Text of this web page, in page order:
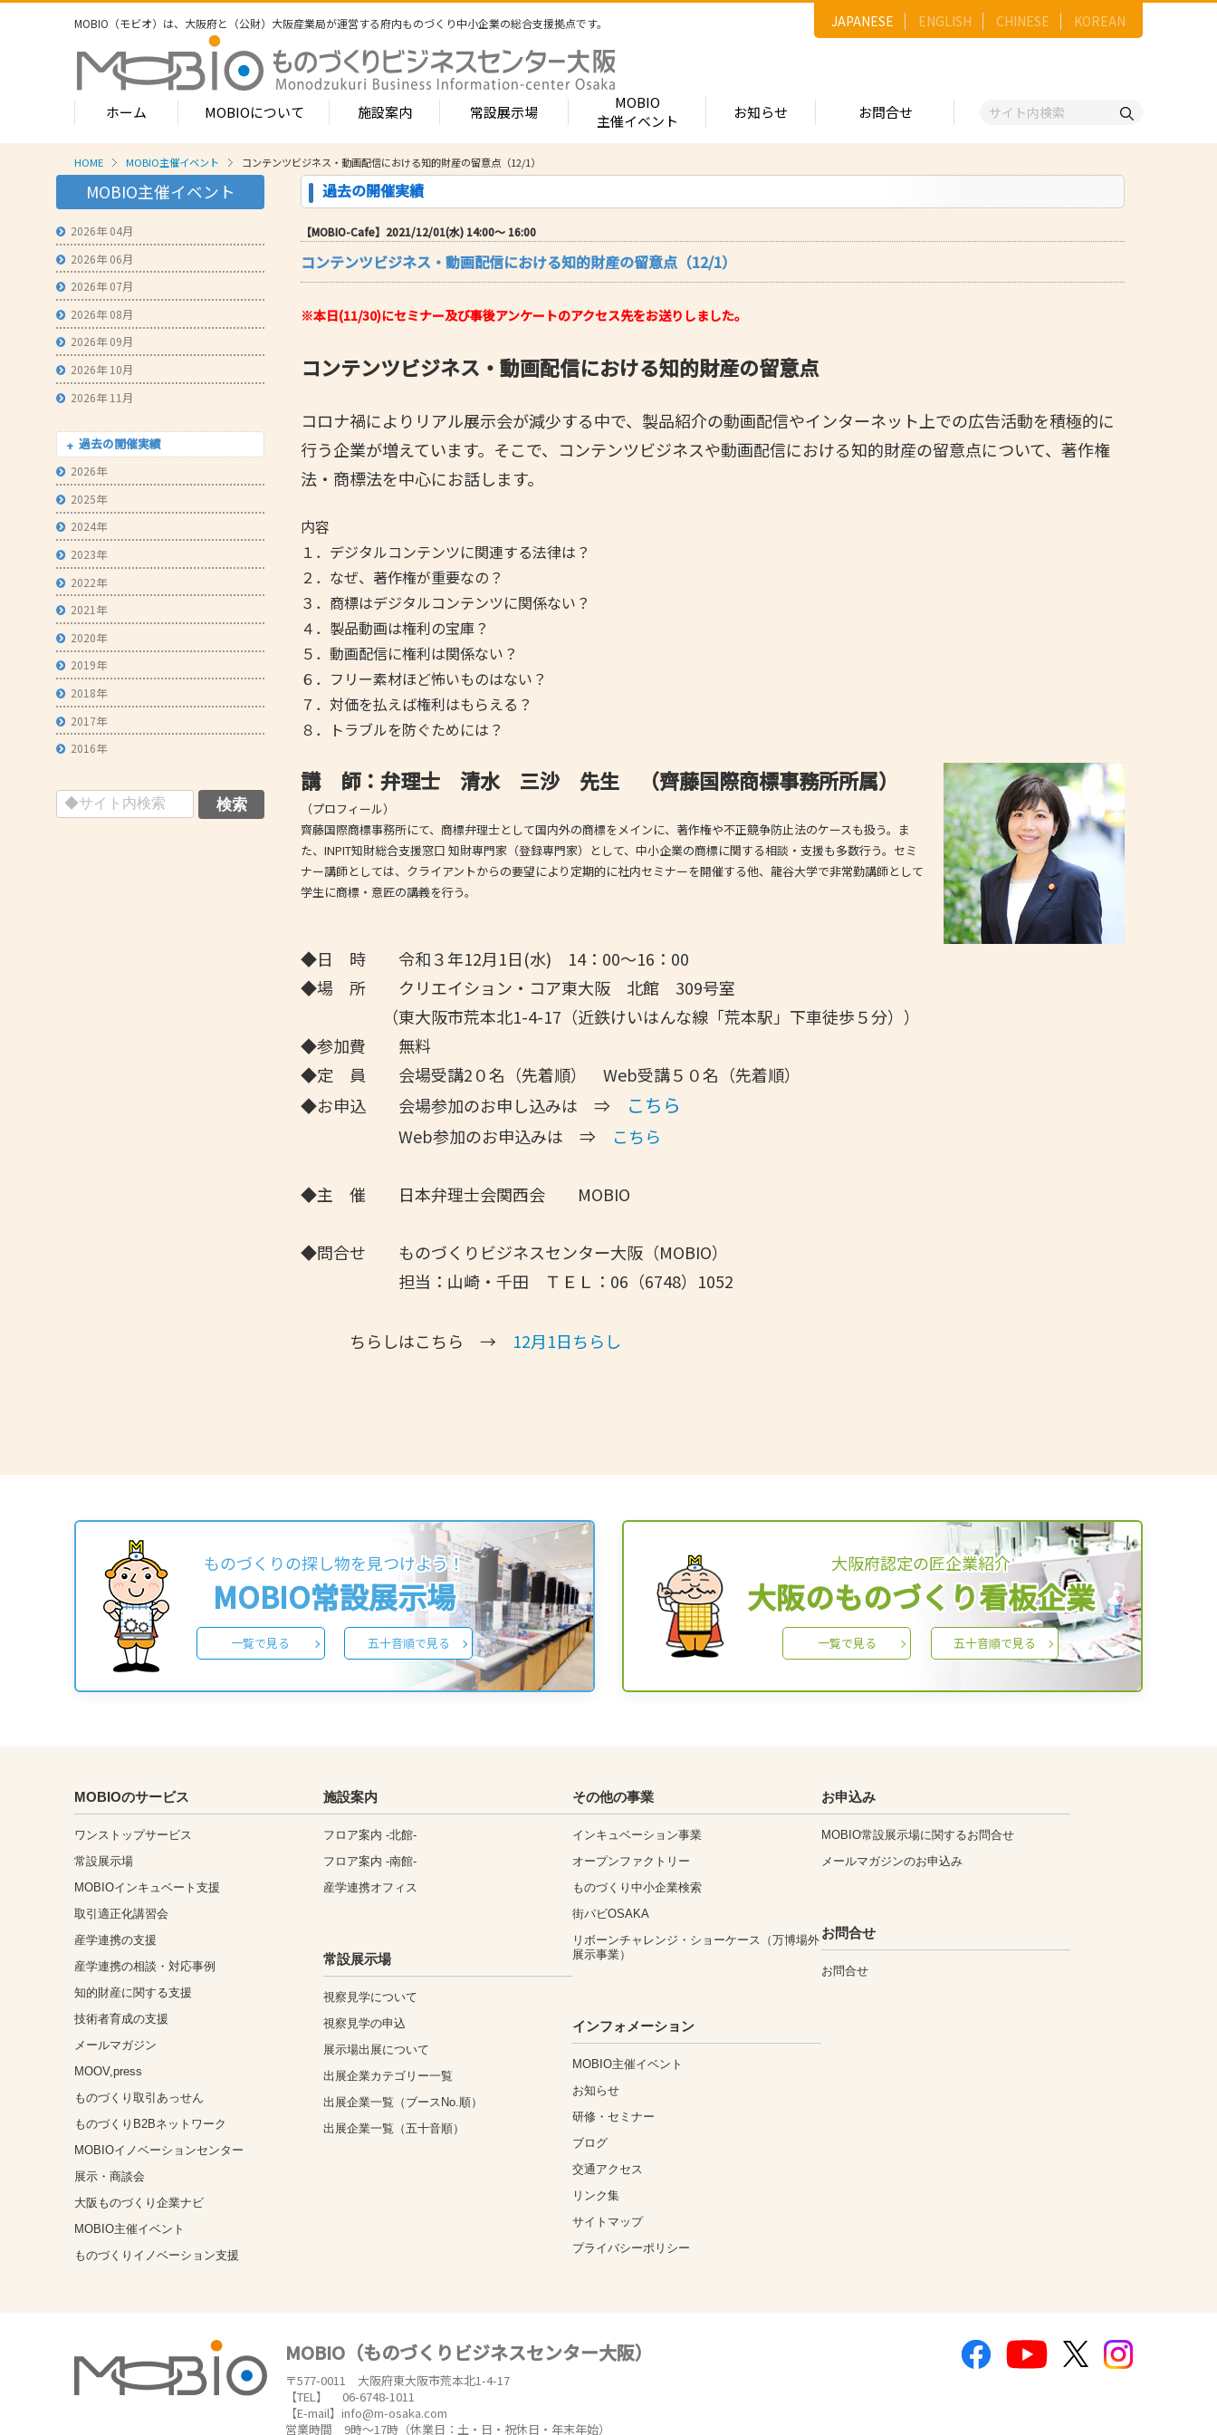
MOBIO（モビオ）は、大阪府と（公財）大阪産業局が運営する府内ものづくり中小企業の総合支援拠点です。 JAPANESE ENGLISH CHINESE KOREAN
ホーム MOBIOについて
MOBIOのサービス
- ワンストップサービス
- 常設展示場
- MOBIOインキュベート支援
- 取引適正化講習会
- 産学連携の支援
- 産学連携の相談・対応事例
- 技術者育成の支援
- メールマガジン
- ものづくり取引あっせん
- ものづくりB2Bネットワーク
- MOBIOイノベーションセンター
- 展示・商談会
- 大阪ものづくり企業ナビ
- MOBIO主催イベント
- 大阪府中小企業等外国出願支援事業
- 大阪製ブランド認定制度
- 大阪の伝統工芸品
MOBIOとは
- MOBIOの4つの戦略
- オープンファクトリー
- ものづくり中小企業検索
（万博場外展示事業）
施設案内
- フロア案内 -北館-
1-2階（常設展示企業五十音順一覧）
常設展示場のご案内
3階
4階（インキュベートルーム）
- フロア案内 -南館-
産学連携オフィス
常設展示場
常設展示場
- MOBIO 常設展示場
視察見学について
展示場出展について
出展のメリット
出展するには？
よくある質問
出展企業紹介
- 出展企業カテゴリー一覧
出展企業一覧（五十音順）
- 業種から探す（出展企業）
加工・処理
化学・樹脂
MOBIO
主催イベント
お知らせ お問合せ
HOME MOBIO主催イベント コンテンツビジネス・動画配信における知的財産の留意点（12/1）
MOBIO主催イベント
2026年 04月
2026年 06月
2026年 07月
2026年 08月
2026年 09月
2026年 10月
2026年 11月
過去の開催実績
2026年
2025年
2024年
2023年
2022年
2021年
2020年
2019年
2018年
2017年
2016年
過去の開催実績
【MOBIO-Cafe】2021/12/01(水) 14:00〜 16:00
コンテンツビジネス・動画配信における知的財産の留意点（12/1）
※本日(11/30)にセミナー及び事後アンケートのアクセス先をお送りしました。
コンテンツビジネス・動画配信における知的財産の留意点
コロナ禍によりリアル展示会が減少する中で、製品紹介の動画配信やインターネット上での広告活動を積極的に
行う企業が増えています。そこで、コンテンツビジネスや動画配信における知的財産の留意点について、著作権
法・商標法を中心にお話します。
内容
１．デジタルコンテンツに関連する法律は？
２．なぜ、著作権が重要なの？
３．商標はデジタルコンテンツに関係ない？
４．製品動画は権利の宝庫？
５．動画配信に権利は関係ない？
６．フリー素材ほど怖いものはない？
７．対価を払えば権利はもらえる？
８．トラブルを防ぐためには？
講 師：弁理士 清水 三沙 先生 （齊藤国際商標事務所所属）
（プロフィール）
齊藤国際商標事務所にて、商標弁理士として国内外の商標をメインに、著作権や不正競争防止法のケースも扱う。ま
た、INPIT知財総合支援窓口 知財専門家（登録専門家）として、中小企業の商標に関する相談・支援も多数行う。セミ
ナー講師としては、クライアントからの要望により定期的に社内セミナーを開催する他、龍谷大学で非常勤講師として
学生に商標・意匠の講義を行う。
◆日 時 令和３年12月1日(水) 14：00～16：00
◆場 所 クリエイション・コア東大阪 北館 309号室
（東大阪市荒本北1-4-17（近鉄けいはんな線「荒本駅」下車徒歩５分））
◆参加費 無料
◆定 員 会場受講2０名（先着順） Web受講５０名（先着順）
◆お申込 会場参加のお申し込みは ⇒
こちら
Web参加のお申込みは ⇒ こちら
◆主 催 日本弁理士会関西会 MOBIO
◆問合せ ものづくりビジネスセンター大阪（MOBIO）
担当：山崎・千田 ＴＥＬ：06（6748）1052
ちらしはこちら → 12月1日ちらし
ものづくりの探し物を見つけよう！
MOBIO常設展示場
一覧で見る 五十音順で見る
大阪府認定の匠企業紹介
大阪のものづくり看板企業
一覧で見る 五十音順で見る
MOBIOのサービス
ワンストップサービス
常設展示場
MOBIOインキュベート支援
取引適正化講習会
産学連携の支援
産学連携の相談・対応事例
知的財産に関する支援
技術者育成の支援
メールマガジン
MOOV,press
ものづくり取引あっせん
ものづくりB2Bネットワーク
MOBIOイノベーションセンター
展示・商談会
大阪ものづくり企業ナビ
MOBIO主催イベント
ものづくりイノベーション支援
施設案内
フロア案内 -北館-
フロア案内 -南館-
産学連携オフィス
常設展示場
視察見学について
視察見学の申込
展示場出展について
出展企業カテゴリー一覧
出展企業一覧（ブースNo.順）
出展企業一覧（五十音順）
その他の事業
インキュベーション事業
オープンファクトリー
ものづくり中小企業検索
街パビOSAKA
リボーンチャレンジ・ショーケース（万博場外
展示事業）
インフォメーション
MOBIO主催イベント
お知らせ
研修・セミナー
ブログ
交通アクセス
リンク集
サイトマップ
プライバシーポリシー
お申込み
MOBIO常設展示場に関するお問合せ
メールマガジンのお申込み
お問合せ
お問合せ
MOBIO（ものづくりビジネスセンター大阪）
〒577-0011 大阪府東大阪市荒本北1-4-17
【TEL】 06-6748-1011
【E-mail】info@m-osaka.com
営業時間 9時～17時（休業日：土・日・祝休日・年末年始）